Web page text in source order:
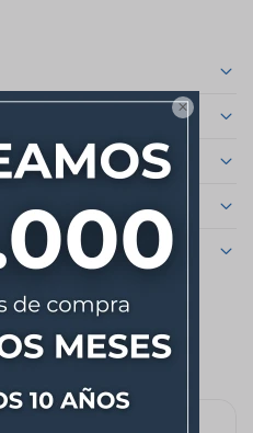

interesar